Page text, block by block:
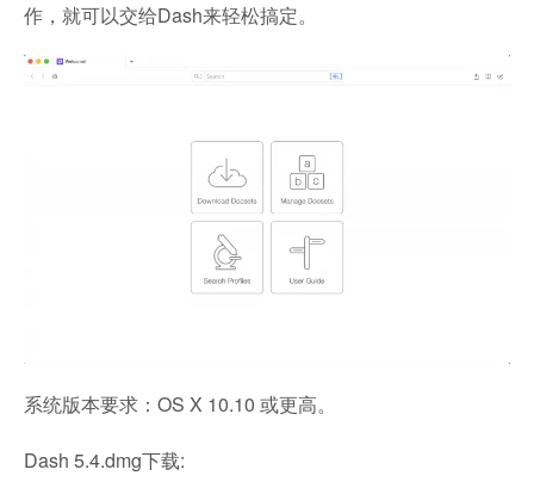
作，就可以交给Dash来轻松搞定。
系统版本要求：OS X 10.10 或更高。
Dash 5.4.dmg下载: